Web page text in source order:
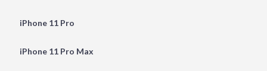
iPhone 11 Pro
iPhone 11 Pro Max